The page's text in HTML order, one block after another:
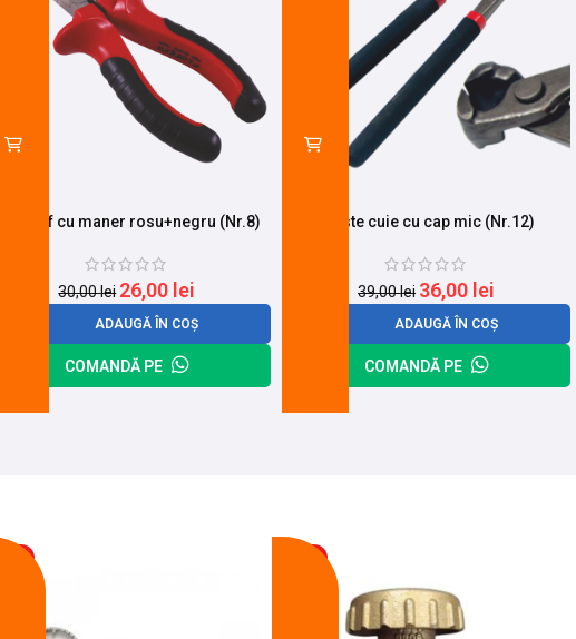
Sfic varf cu maner rosu+negru (Nr.8)
30,00lei 26,00 lei
ADAUGĂ ÎN COȘ
COMANDĂ PE
Cleste cuie cu cap mic (Nr.12)
39,00lei 36,00 lei
ADAUGĂ ÎN COȘ
COMANDĂ PE